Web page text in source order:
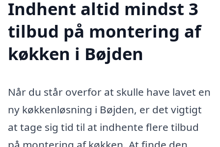
Indhent altid mindst 3
tilbud på montering af
køkken i Bøjden
Når du står overfor at skulle have lavet en
ny køkkenløsning i Bøjden, er det vigtigt
at tage sig tid til at indhente flere tilbud